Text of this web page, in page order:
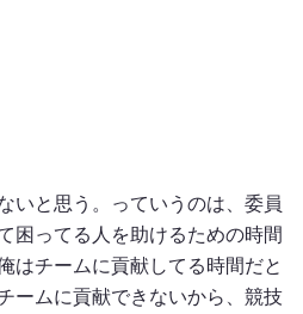
いと思う。っていうのは、委員
困ってる人を助けるための時間
はチームに貢献してる時間だと
ームに貢献できないから、競技